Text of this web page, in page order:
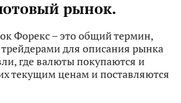
рынок.
Форекс – это общий термин,
для описания рынка
где валюты покупаются и
текущим ценам и поставляются